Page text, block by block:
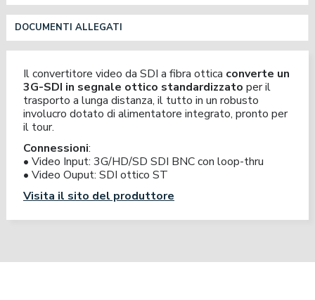
DOCUMENTI ALLEGATI
Il convertitore video da SDI a fibra ottica converte un
3G-SDI in segnale ottico standardizzato per il
trasporto a lunga distanza, il tutto in un robusto
involucro dotato di alimentatore integrato, pronto per
il tour.
Connessioni:
• Video Input: 3G/HD/SD SDI BNC con loop-thru
• Video Ouput: SDI ottico ST
Visita il sito del produttore